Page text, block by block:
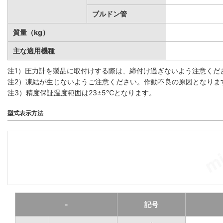
ブルドン管
質量（kg）
主な適用機種
注1）圧力計を製品に取付けする際は、締付け過ぎないよう注意く
注2）凍結が生じないようご注意ください。作動不良の原因となりま
注3）精度保証温度範囲は23±5℃となります。
型式表示方法
- 記号